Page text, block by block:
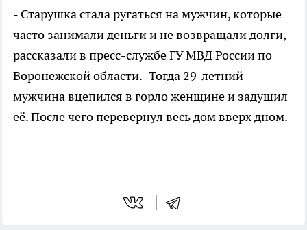
- Старушка стала ругаться на мужчин, которые
часто занимали деньги и не возвращали долги, -
рассказали в пресс-службе ГУ МВД России по
Воронежской области. -Тогда 29-летний
мужчина вцепился в горло женщине и задушил
её. После чего перевернул весь дом вверх дном.